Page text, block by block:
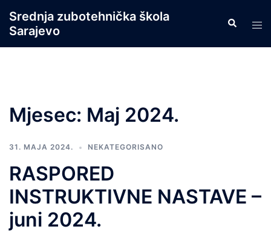
content
Srednja zubotehnička škola
Sarajevo
Search
Mjesec: Maj 2024.
31. MAJA 2024. NEKATEGORISANO
RASPORED
INSTRUKTIVNE NASTAVE –
juni 2024.